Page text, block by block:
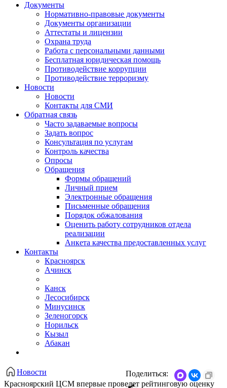
Документы
Нормативно-правовые документы
Документы организации
Аттестаты и лицензии
Охрана труда
Работа с персональными данными
Бесплатная юридическая помощь
Противодействие коррупции
Противодействие терроризму
Новости
Новости
Контакты для СМИ
Обратная связь
Часто задаваемые вопросы
Задать вопрос
Консультация по услугам
Контроль качества
Опросы
Обращения
Формы обращений
Личный прием
Электронные обращения
Письменные обращения
Порядок обжалования
Оценить работу сотрудников отдела
реализации
Анкета качества предоставленных услуг
Контакты
Красноярск
Ачинск
Канск
Лесосибирск
Минусинск
Зеленогорск
Норильск
Кызыл
Абакан
Новости
Красноярский ЦСМ впервые проведет рейтинговую оценку
Поделиться: